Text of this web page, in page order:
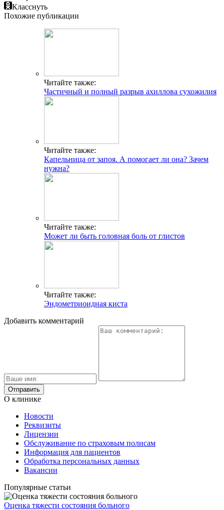
Класснуть
Похожие публикации
Читайте также:
Частичный и полный разрыв ахиллова сухожилия
Читайте также:
Капельница от запоя. А помогает ли она? Зачем
нужна?
Читайте также:
Может ли быть головная боль от глистов
Читайте также:
Эндометриоидная киста
Добавить комментарий
О клинике
Новости
Реквизиты
Лицензии
Обслуживание по страховым полисам
Информация для пациентов
Обработка персональных данных
Вакансии
Популярные статьи
Оценка тяжести состояния больного